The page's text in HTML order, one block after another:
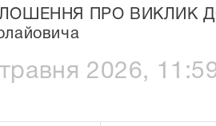
ПРО ВИКЛИК ДО
2026,